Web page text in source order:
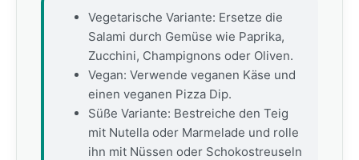
Vegetarische Variante: Ersetze die
Salami durch Gemüse wie Paprika,
Zucchini, Champignons oder Oliven.
Vegan: Verwende veganen Käse und
einen veganen Pizza Dip.
Süße Variante: Bestreiche den Teig
mit Nutella oder Marmelade und rolle
ihn mit Nüssen oder Schokostreuseln